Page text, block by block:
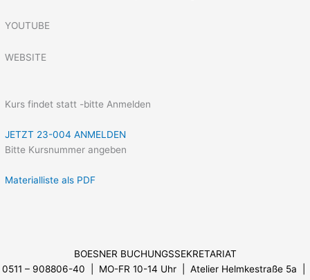
YOUTUBE
WEBSITE
Kurs findet statt -bitte Anmelden
JETZT 23-004 ANMELDEN
Bitte Kursnummer angeben
Materialliste als PDF
BOESNER BUCHUNGSSEKRETARIAT
0511 – 908806-40 | MO-FR 10-14 Uhr
| Atelier Helmkestraße 5a |